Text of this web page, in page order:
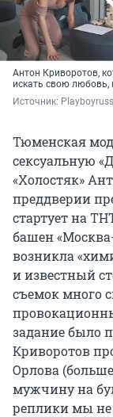
Антон Криворотов,
искать свою
Источник:
Тюменская
сексуальную
«Холостяк»
преддверии
стартует на
башен
возникла
и известный
съемок много
задание было
Криворотов
Орлова
мужчину на
реплики мы не